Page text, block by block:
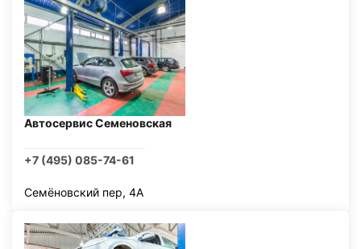
Автосервис Семеновская
+7 (495) 085-74-61
Семёновский пер, 4А